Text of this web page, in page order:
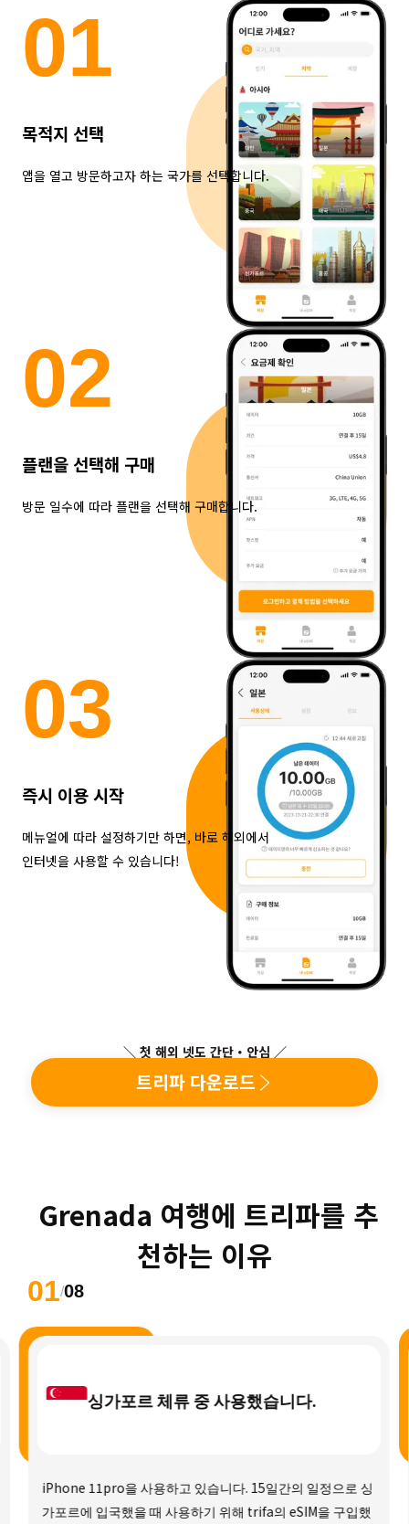
01
목적지 선택
앱을 열고 방문하고자 하는 국가를 선택합니다.
02
플랜을 선택해 구매
방문 일수에 따라 플랜을 선택해 구매합니다.
03
즉시 이용 시작
메뉴얼에 따라 설정하기만 하면, 바로 해외에서
인터넷을 사용할 수 있습니다!
＼ 첫 해외 넷도 간단・안심 ／
트리파 다운로드
천하는 이유
01/08
싱가포르 체류 중 사용했습니다.
iPhone 11pro을 사용하고 있습니다. 15일간의 일정으로 싱
가포르에 입국했을 때 사용하기 위해 trifa의 eSIM을 구입했